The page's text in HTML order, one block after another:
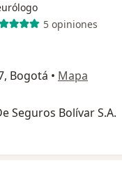
5 opiniones
Bogotá • Mapa
Seguros Bolívar S.A.